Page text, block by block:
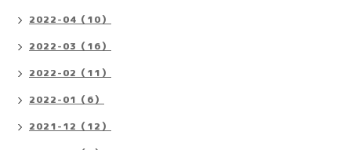
2022-04（10）
2022-03（16）
2022-02（11）
2022-01（6）
2021-12（12）